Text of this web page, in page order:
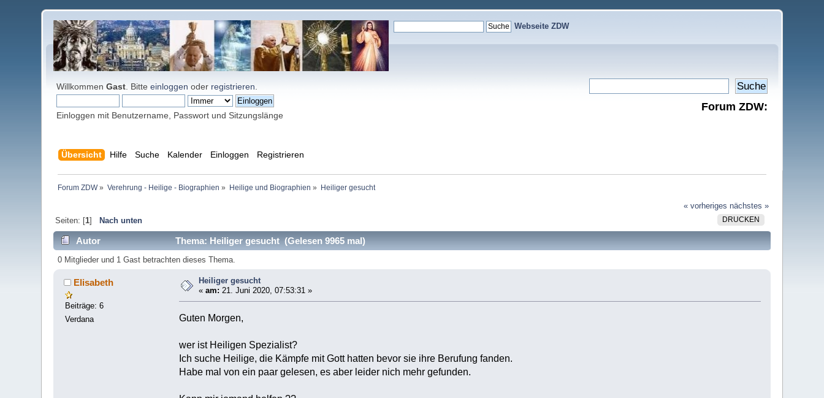
Webseite ZDW
WillkommenGast . Bitteeinloggen oder registrieren
Einloggen mit Benutzername, Passwort und Sitzungslänge
Forum ZDW:
Übersicht Hilfe Suche Kalender Einloggen Registrieren
Forum ZDW» Verehrung - Heilige - Biographien » Heilige und Biographien » Heiliger gesucht
« vorheriges nächstes »
DRUCKEN
Seiten: [1] Nach unten
Autor Thema: Heiliger gesucht (Gelesen 9965 mal)
0 Mitglieder und 1 Gast betrachten dieses Thema.
Elisabeth
Beiträge: 6
Verdana
Heiliger gesucht
«am: 21. Juni 2020, 07:53:31 »
Guten Morgen,
wer ist Heiligen Spezialist?
Ich suche Heilige, die Kämpfe mit Gott hatten bevor sie ihre Berufung fanden.
Habe mal von ein paar gelesen, es aber leider nich mehr gefunden.